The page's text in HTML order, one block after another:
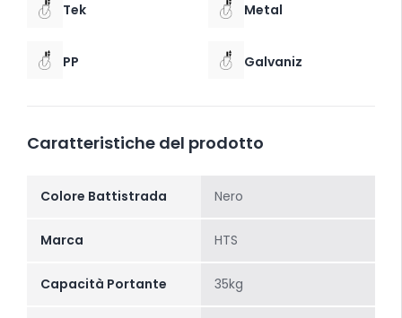
Tek Metal
PP Galvaniz
Caratteristiche del prodotto
Colore Battistrada Nero
Marca HTS
Capacità Portante 35kg